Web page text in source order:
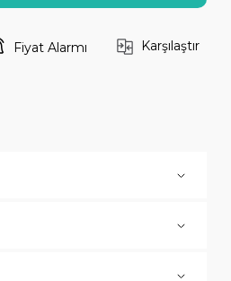
Fiyat Alarmı Karşılaştır